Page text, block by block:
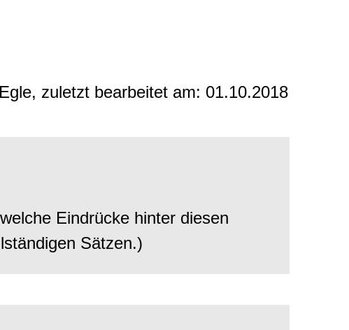
zuletzt bearbeitet am: 01.10.2018
Eindrücke hinter diesen
Sätzen.)